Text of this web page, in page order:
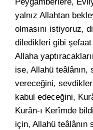
yalnız Allahtan
olmasını istiyoruz,
diledikleri gibi
Allaha
ise, Allahü
vereceğini,
kabul edeceğini,
Kurân-ı Kerîmde
için, Allahü teâlânın